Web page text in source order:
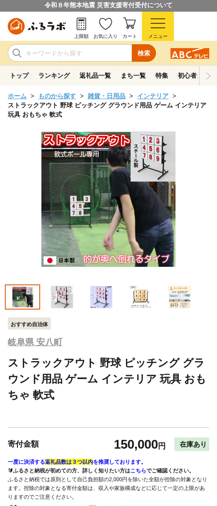
令和８年熊本地震 災害支援寄付受付について
検索
上限額 お気に入り カート メニュー
トップ ランキング 返礼品一覧 まち一覧 特集 初心者ガイド
ホーム ものから探す 雑貨・日用品
インテリア
ストラックアウト 野球 ピッチング グラウンド用品 ゲーム インテリア
玩具 おもちゃ 軟式
おすすめ自治体
岐阜県 安八町
ストラックアウト 野球 ピッチング グラ
ウンド用品 ゲーム インテリア 玩具 おも
ちゃ 軟式
寄付金額 150,000円 在庫あり
一度に決済する返礼品数は３つ以内を推奨しております。
🔰ふるさと納税が初めての方、詳しく知りたい方はこちらでご確認ください。
ふるさと納税では原則として自己負担額の2,000円を除いた全額が控除の対象となり
ます。控除の対象となる寄付金額は、収入や家族構成などに応じて一定の上限があ
りますのでご注意ください。